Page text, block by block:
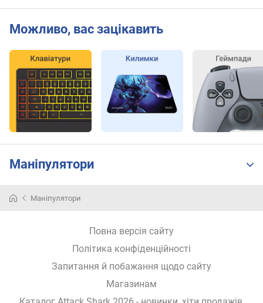
а
н
к
о
р
п
у
с
в
Можливо, вас зацікавить
Маніпулятори
Маніпулятори
Повна версія сайту
Політика конфіденційності
Запитання й побажання щодо сайту
Магазинам